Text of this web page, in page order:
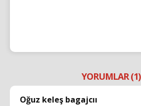
YORUMLAR (1)
Oğuz keleş bagajcıı